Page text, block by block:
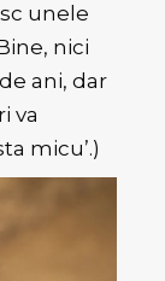
unele
nici
ani, dar
va
micu’.)